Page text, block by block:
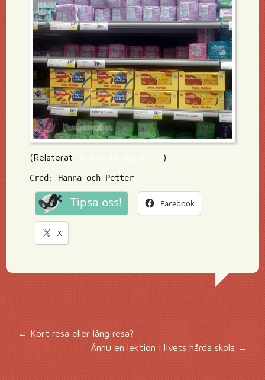
(Relaterat: )
Cred: Hanna och Petter
Tipsa oss! Facebook
X
Inläggsnavigering
← Kort resa eller lång resa?
Ännu en lektion i livets hårda skola →